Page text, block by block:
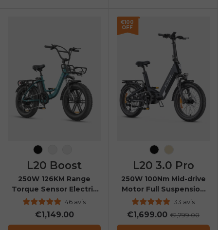
Noir Vert d'eau
L20 Boost
250W 126KM Range
Torque Sensor Electric
Fat Bike with a Boost
Button
146 avis
€1,149.00
€100
OFF
Noir Champagne
L20 3.0 Pro
250W 100Nm Mid-drive
Motor Full Suspension
Compact E-bike
133 avis
€1,699.00 €1,799.00